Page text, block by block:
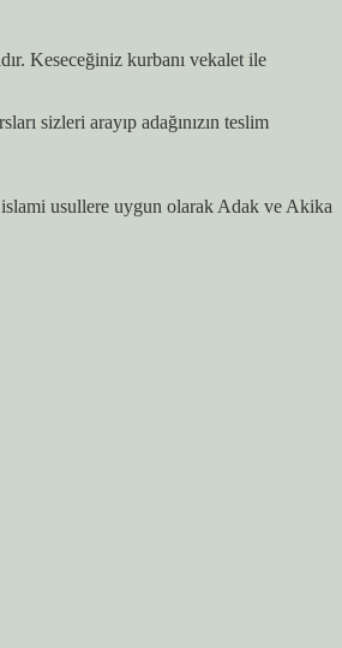
Keseceğiniz kurbanı vekalet ile
sizleri arayıp adağınızın teslim
usullere uygun olarak Adak ve Akika